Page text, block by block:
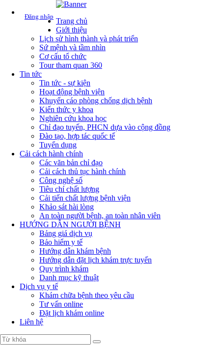
Đăng nhập
Trang chủ
Giới thiệu
Lịch sử hình thành và phát triển
Sứ mệnh và tầm nhìn
Cơ cấu tổ chức
Tour tham quan 360
Tin tức
Tin tức - sự kiện
Hoạt động bệnh viện
Khuyến cáo phòng chống dịch bệnh
Kiến thức y khoa
Nghiên cứu khoa học
Chỉ đạo tuyến, PHCN dựa vào cộng đồng
Đào tạo, hợp tác quốc tế
Tuyển dụng
Cải cách hành chính
Các văn bản chỉ đạo
Cải cách thủ tục hành chính
Công nghệ số
Tiêu chí chất lượng
Cải tiến chất lượng bệnh viện
Khảo sát hài lòng
An toàn người bệnh, an toàn nhân viên
HƯỚNG DẪN NGƯỜI BỆNH
Bảng giá dịch vụ
Bảo hiểm y tế
Hướng dẫn khám bệnh
Hướng dẫn đặt lịch khám trực tuyến
Quy trình khám
Danh mục kỹ thuật
Dịch vụ y tế
Khám chữa bệnh theo yêu cầu
Tư vấn online
Đặt lịch khám online
Liên hệ